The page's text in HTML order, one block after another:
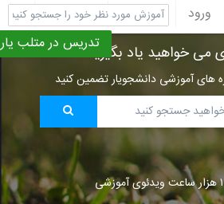
ورود ثبت نام
پشتیبانی
تدریس در متلب یارمی خواهید یاد بگیرید؟
های آموزشی دانشجویار تضمین کنید